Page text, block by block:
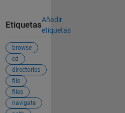
Etiquetas
Añadir
etiquetas
browse
cd
directories
file
files
navigate